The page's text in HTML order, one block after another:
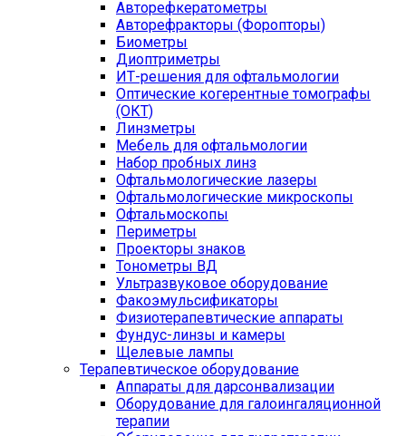
Авторефкератометры
Авторефракторы (Форопторы)
Биометры
Диоптриметры
ИТ-решения для офтальмологии
Оптические когерентные томографы
(ОКТ)
Линзметры
Мебель для офтальмологии
Набор пробных линз
Офтальмологические лазеры
Офтальмологические микроскопы
Офтальмоскопы
Периметры
Проекторы знаков
Тонометры ВД
Ультразвуковое оборудование
Факоэмульсификаторы
Физиотерапевтические аппараты
Фундус-линзы и камеры
Щелевые лампы
Терапевтическое оборудование
Аппараты для дарсонвализации
Оборудование для галоингаляционной
терапии